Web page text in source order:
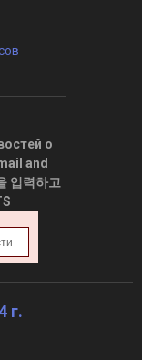
о
and
입력하고
г.